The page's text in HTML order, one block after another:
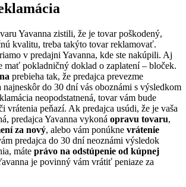
Yavanna zistili, že je tovar poškodený,
kvalitu, treba takýto tovar reklamovať.
v predajni Yavanna, kde ste nakúpili. Aj
mať pokladničný doklad o zaplatení – bloček.
prebieha tak, že predajca prevezme
do 30 dní vás oboznámi s výsledkom
neopodstatnená, tovar vám bude
vrátenia peňazí. Ak predajca usúdi, že je vaša
predajca Yavanna vykoná opravu tovaru,
za nový, alebo vám ponúkne vrátenie
predajca do 30 dní neoznámi výsledok
máte právo na odstúpenie od kúpnej
je povinný vám vrátiť peniaze za